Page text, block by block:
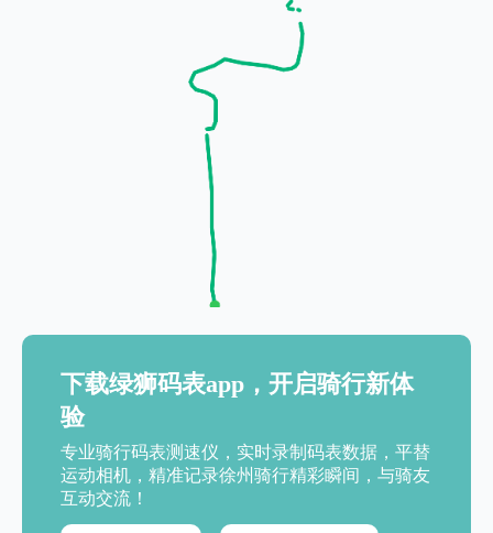
下载绿狮码表app，开启骑行新体
验
专业骑行码表测速仪，实时录制码表数据，平替
运动相机，精准记录徐州骑行精彩瞬间，与骑友
互动交流！